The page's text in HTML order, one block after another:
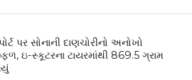
પર સોનાની દાણચોરીનો અનોખો
ઇ-સ્કૂટરના ટાયરમાંથી 869.5 ગ્રામ